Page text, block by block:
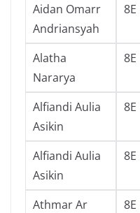
Aidan Omarr
Andriansyah
8E
Alatha
Nararya
8E
Alfiandi Aulia
Asikin
8E
Alfiandi Aulia
Asikin
8E
Athmar Ar
8E